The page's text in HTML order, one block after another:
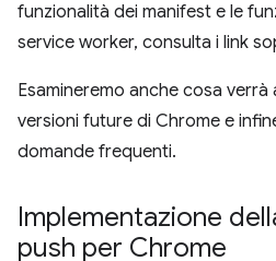
funzionalità dei manifest e le
service worker, consulta i link
Esamineremo anche cosa verrà
versioni future di Chrome e
domande frequenti.
Implementazione
push per Chrome